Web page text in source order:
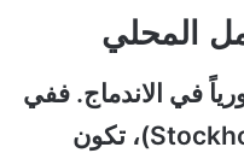
في الاندماج. ففي
مناطق مثل ستوكهولم (Stockholm)، تكون